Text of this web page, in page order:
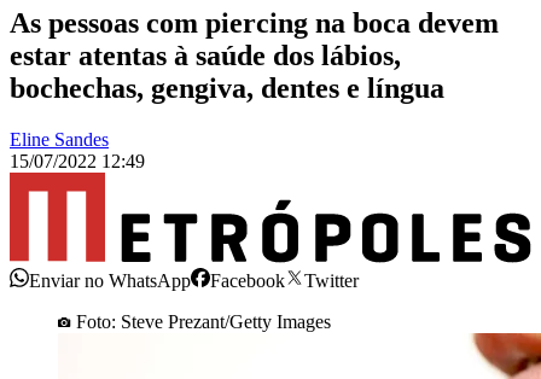
As pessoas com piercing na boca devem
estar atentas à saúde dos lábios,
bochechas, gengiva, dentes e língua
Eline Sandes
15/07/2022 12:49
Enviar no WhatsApp Facebook
Twitter
Foto: Steve Prezant/Getty Images